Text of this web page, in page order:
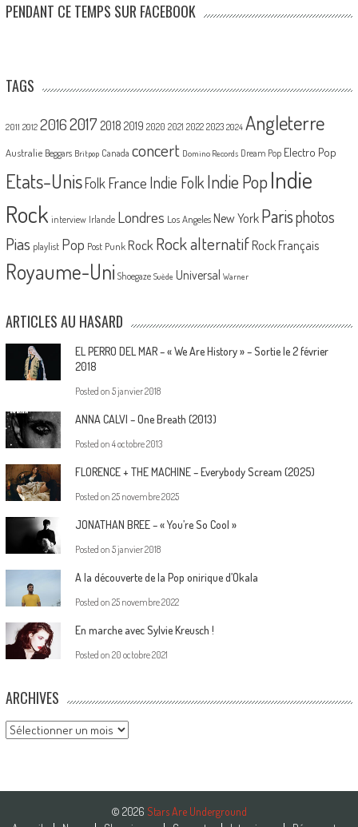
PENDANT CE TEMPS SUR FACEBOOK
TAGS
2011 2012 20162017 2018 2019 2020 2021 2022 2023 2024 Angleterre
Australie Beggars Britpop Canada concert Domino Records Dream Pop Electro Pop
Etats-UnisFolk France Indie FolkIndie PopIndie
Rock interview Irlande Londres Los Angeles New York Parisphotos
Pias playlist Pop Post Punk Rock Rock alternatif Rock Français
Royaume-Uni Shoegaze Suède Universal Warner
ARTICLES AU HASARD
EL PERRO DEL MAR – « We Are History » – Sortie le 2 février
2018
Posted on 5 janvier 2018
ANNA CALVI – One Breath (2013)
Posted on 4 octobre 2013
FLORENCE + THE MACHINE – Everybody Scream (2025)
Posted on 25 novembre 2025
JONATHAN BREE – « You’re So Cool »
Posted on 5 janvier 2018
A la découverte de la Pop onirique d’Okala
Posted on 25 novembre 2022
En marche avec Sylvie Kreusch !
Posted on 20 octobre 2021
ARCHIVES
Archives
© 2026 Stars Are Underground